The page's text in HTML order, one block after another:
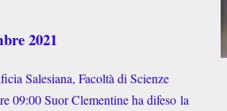
2021
Salesiana, Facoltà di Scienze
09:00 Suor Clementine ha difeso la